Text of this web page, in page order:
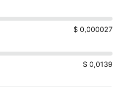
$ 0,000027
$ 0,0139